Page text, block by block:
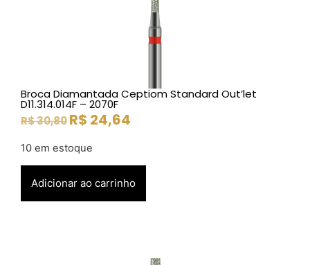
Broca Diamantada Ceptiom Standard Out’let
D11.314.014F – 2070F
R$30,80R$ 24,64
10 em estoque
Adicionar ao carrinho